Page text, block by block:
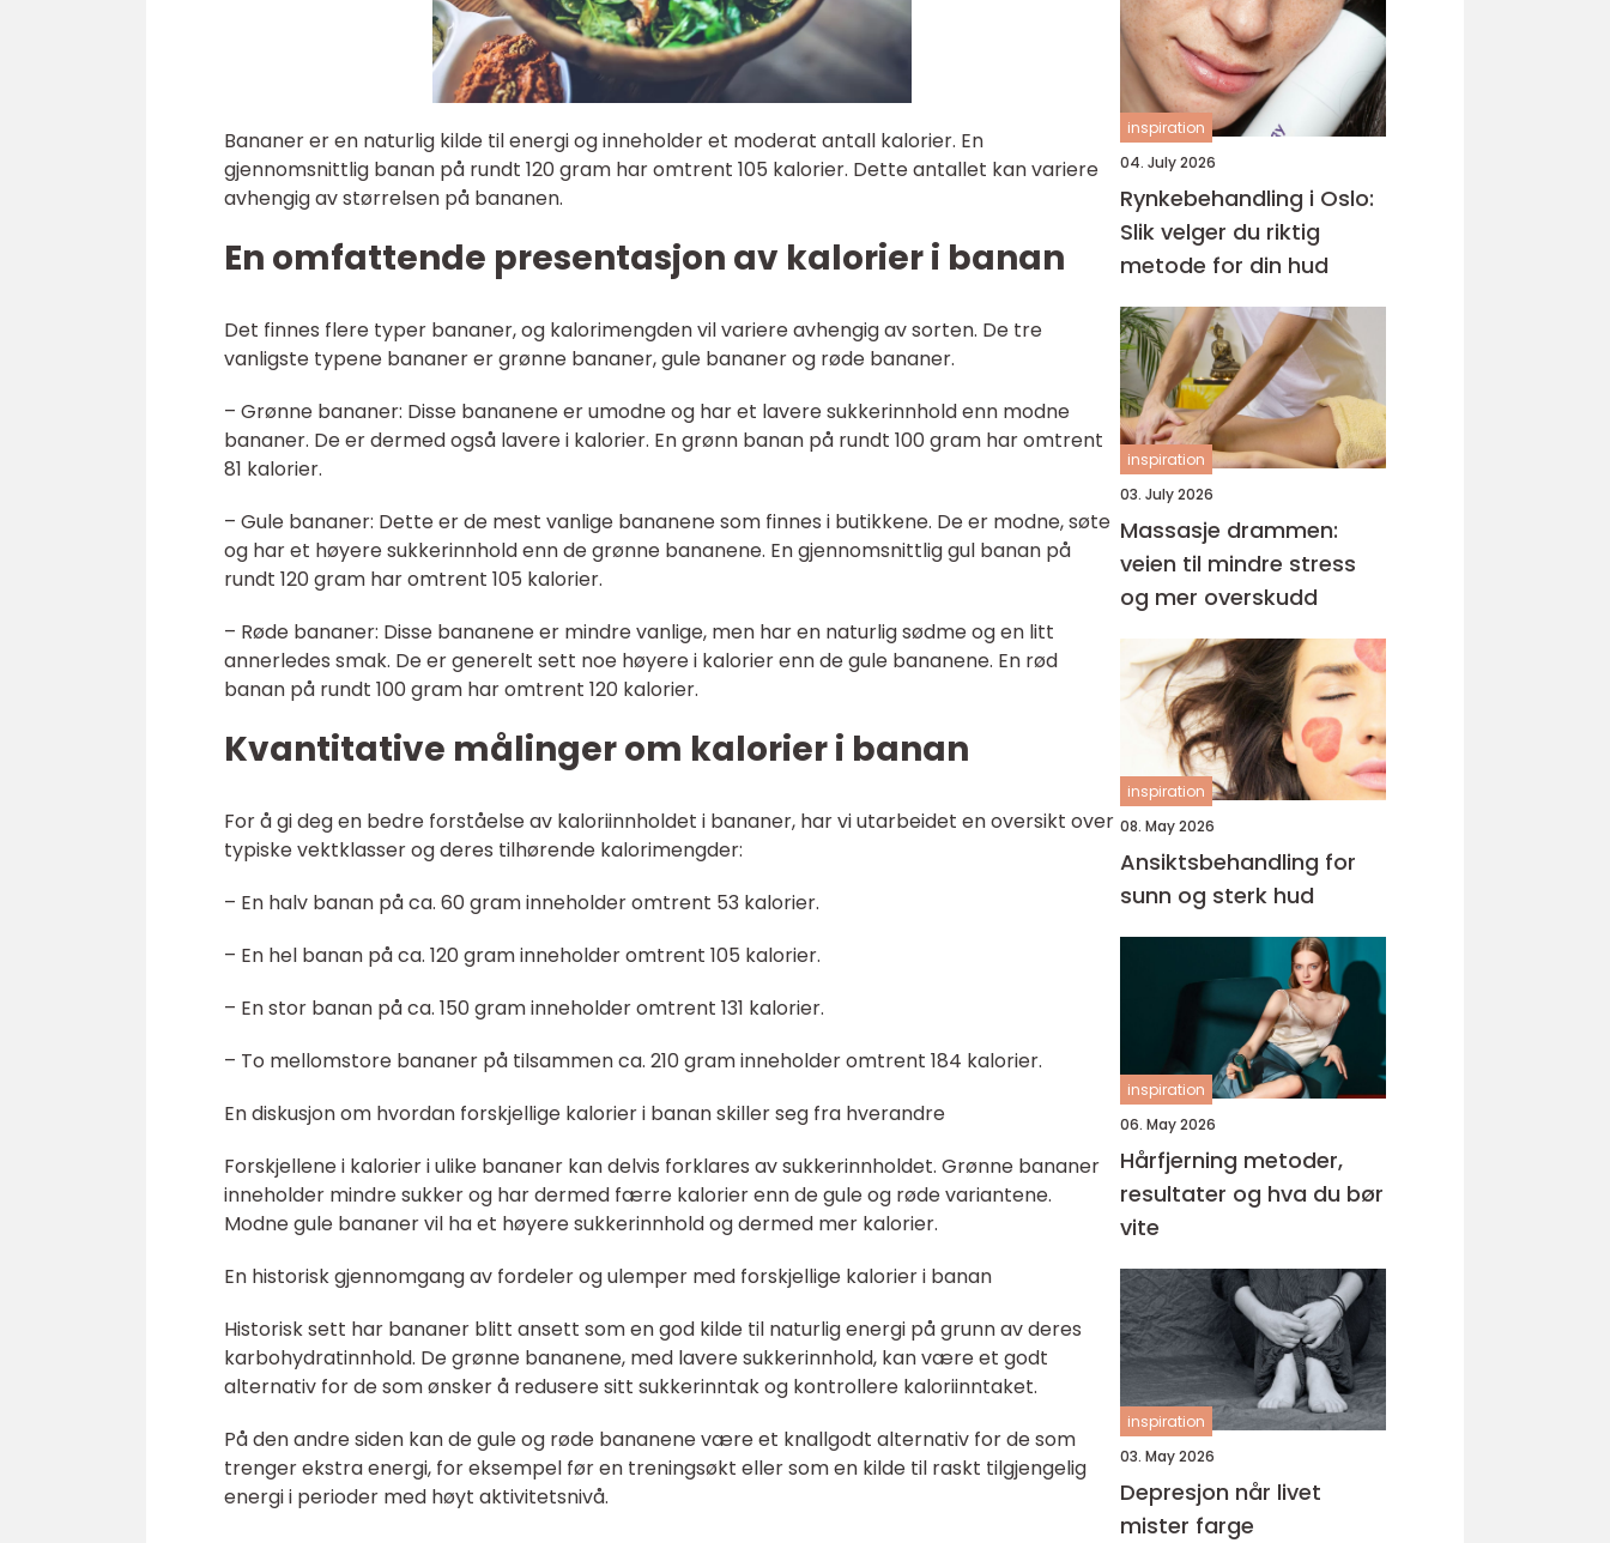
Bananer er en naturlig kilde til energi og inneholder et moderat antall kalorier. En
gjennomsnittlig banan på rundt 120 gram har omtrent 105 kalorier. Dette antallet kan variere
avhengig av størrelsen på bananen.
En omfattende presentasjon av kalorier i banan
Det finnes flere typer bananer, og kalorimengden vil variere avhengig av sorten. De tre
vanligste typene bananer er grønne bananer, gule bananer og røde bananer.
– Grønne bananer: Disse bananene er umodne og har et lavere sukkerinnhold enn modne
bananer. De er dermed også lavere i kalorier. En grønn banan på rundt 100 gram har omtrent
81 kalorier.
– Gule bananer: Dette er de mest vanlige bananene som finnes i butikkene. De er modne, søte
og har et høyere sukkerinnhold enn de grønne bananene. En gjennomsnittlig gul banan på
rundt 120 gram har omtrent 105 kalorier.
– Røde bananer: Disse bananene er mindre vanlige, men har en naturlig sødme og en litt
annerledes smak. De er generelt sett noe høyere i kalorier enn de gule bananene. En rød
banan på rundt 100 gram har omtrent 120 kalorier.
Kvantitative målinger om kalorier i banan
For å gi deg en bedre forståelse av kaloriinnholdet i bananer, har vi utarbeidet en oversikt over
typiske vektklasser og deres tilhørende kalorimengder:
– En halv banan på ca. 60 gram inneholder omtrent 53 kalorier.
– En hel banan på ca. 120 gram inneholder omtrent 105 kalorier.
– En stor banan på ca. 150 gram inneholder omtrent 131 kalorier.
– To mellomstore bananer på tilsammen ca. 210 gram inneholder omtrent 184 kalorier.
En diskusjon om hvordan forskjellige kalorier i banan skiller seg fra hverandre
Forskjellene i kalorier i ulike bananer kan delvis forklares av sukkerinnholdet. Grønne bananer
inneholder mindre sukker og har dermed færre kalorier enn de gule og røde variantene.
Modne gule bananer vil ha et høyere sukkerinnhold og dermed mer kalorier.
En historisk gjennomgang av fordeler og ulemper med forskjellige kalorier i banan
Historisk sett har bananer blitt ansett som en god kilde til naturlig energi på grunn av deres
karbohydratinnhold. De grønne bananene, med lavere sukkerinnhold, kan være et godt
alternativ for de som ønsker å redusere sitt sukkerinntak og kontrollere kaloriinntaket.
På den andre siden kan de gule og røde bananene være et knallgodt alternativ for de som
trenger ekstra energi, for eksempel før en treningsøkt eller som en kilde til raskt tilgjengelig
energi i perioder med høyt aktivitetsnivå.
inspiration
04. July 2026
Rynkebehandling i Oslo:
Slik velger du riktig
metode for din hud
inspiration
03. July 2026
Massasje drammen:
veien til mindre stress
og mer overskudd
inspiration
08. May 2026
Ansiktsbehandling for
sunn og sterk hud
inspiration
06. May 2026
Hårfjerning metoder,
resultater og hva du bør
vite
inspiration
03. May 2026
Depresjon når livet
mister farge